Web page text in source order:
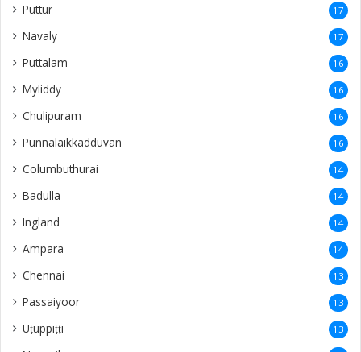
Puttur 17
Navaly 17
Puttalam 16
Myliddy 16
Chulipuram 16
Punnalaikkadduvan 16
Columbuthurai 14
Badulla 14
Ingland 14
Ampara 14
Chennai 13
Passaiyoor 13
Uṭuppiṭṭi 13